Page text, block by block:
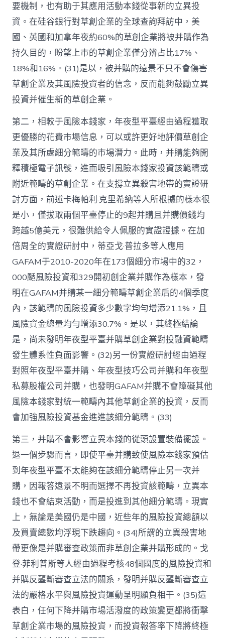
要機制，也有助于其應用活動本錢從事新的立異投
資。在硅谷銀行對草創企業的全球查詢拜訪中，美
國、英國和加拿年夜約60%的草創企業將被并購作為
持久目的，盼望上市的草創企業僅分辨占比17%、
18%和16%。(31)是以，被并購的遠景不只不會傷害
草創企業及其風險投資者的信念，反而能夠鼓勵立異
投資并催生新的草創企業。
第二，相較于風險本錢家，年夜型平臺經由過程獲取
更優勝的花費市場信息，可以或許更好地評價草創企
業及其所處細分範疇的市場潛力。此時，并購能夠開
釋積極電子訊號，進而吸引風險本錢家投資該範疇或
附近範疇的草創企業。在支撐立異殺害地帶的實證研
討方面，前述卡梅帕利·克里希納等人所根據的樣本很
是小，僅拔取兩個平臺停止的9起并購且并購價錢均
跨越5億美元，很難供給令人佩服的實證證據。在加
倍周全的實證研討中，蒂亞戈·普拉多等人應用
GAFAM于2010-2020年在173個細分市場中的32，
000颳風險投資和329開初創企業并購作為樣本，發
明在GAFAM并購某一細分範疇草創企業后的4個季度
內，該範疇的風險投資多少數字均勻增添21.1%，且
風險資金總量均勻增添30.7%。是以，其終極結論
是，尚未發明年夜型平臺并購草創企業對投融資範疇
發生體系性負面影響。(32)另一份實證研討經由過程
對照年夜型平臺并購、年夜型技巧公司并購和年夜型
私募股權公司并購，也發明GAFAM并購不會障礙其他
風險本錢家對統一範疇內其他草創企業的投資，反而
會加強風險投資基金進進該細分範疇。(33)
第三，并購不會影響立異本錢的從頭設置裝備擺設。
退一個步驟而言，即使平臺并購致使風險本錢家預估
到年夜型平臺不太能夠在該細分範疇停止另一次并
購，因報答遠景不明而選擇不再投資該範疇，立異本
錢也不會結束活動，而是投進到其他細分範疇。現實
上，無論是美國仍是中國，近些年的風險投資總額以
及買賣總數均浮現下跌趨向。(34)所謂的立異殺害地
帶更像是并購審查政策而非草創企業并購形成的。戈
登·菲利普斯等人經由過程考核48個國度的風險投資和
并購反壟斷審查立法的關系，發明并購反壟斷審查立
法的嚴格水平與風險投資運動呈明顯負相干。(35)這
表白，任何下降并購市場活潑度的政策變更都將衝擊
草創企業市場的風險投資，而投資報答率下降將終極